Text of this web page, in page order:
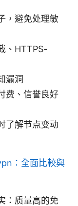
，避免处理敏
、HTTPS-
漏洞
费、信誉良好
了解节点变动
：全面比較與
：质量高的免